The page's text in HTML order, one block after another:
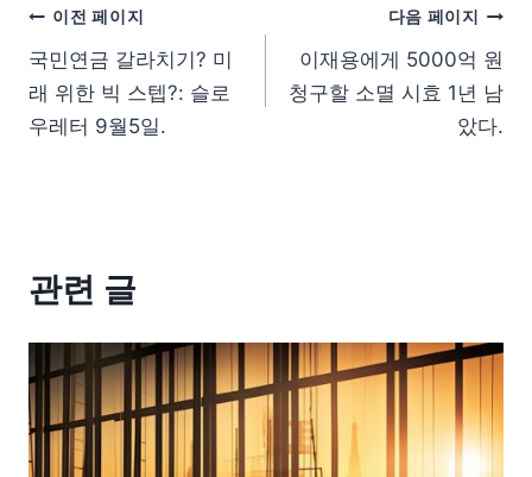
이전 페이지
국민연금 갈라치기? 미
래 위한 빅 스텝?: 슬로
우레터 9월5일.
다음 페이지
이재용에게 5000억 원
청구할 소멸 시효 1년 남
았다.
관련 글